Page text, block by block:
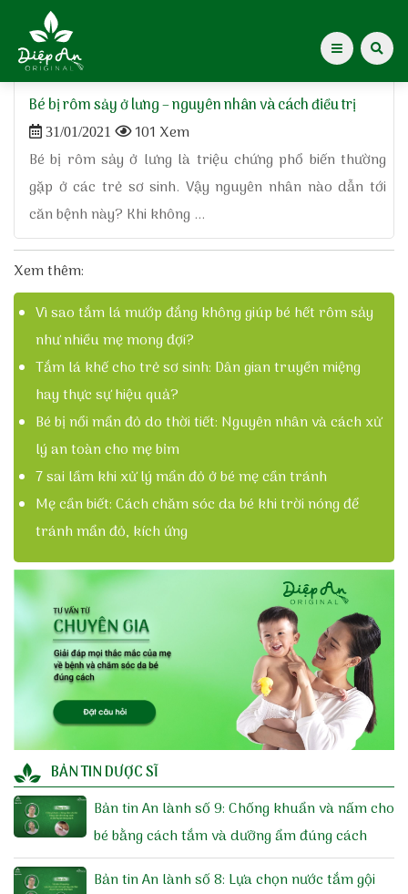
Giới thiệu Dược Khoa
Giới thiệu
Kiến thức cho mẹ
Tạp chí Diệp An Nhi
Tin tức
Điểm mua hàng
Home»
Bé bị rôm sảy ở lưng – nguyên nhân và cách điều trị
31/01/2021
101 Xem
Bé bị rôm sảy ở lưng là triệu chứng phổ biến thường
gặp ở các trẻ sơ sinh. Vậy nguyên nhân nào dẫn tới
căn bệnh này? Khi không ...
Xem thêm:
Vì sao tắm lá mướp đắng không giúp bé hết rôm sảy
như nhiều mẹ mong đợi?
Tắm lá khế cho trẻ sơ sinh: Dân gian truyền miệng
hay thực sự hiệu quả?
Bé bị nổi mẩn đỏ do thời tiết: Nguyên nhân và cách xử
lý an toàn cho mẹ bỉm
7 sai lầm khi xử lý mẩn đỏ ở bé mẹ cần tránh
Mẹ cần biết: Cách chăm sóc da bé khi trời nóng để
tránh mẩn đỏ, kích ứng
BẢN TIN DƯỢC SĨ
Bản tin An lành số 9: Chống khuẩn và nấm cho
bé bằng cách tắm và dưỡng ẩm đúng cách
Bản tin An lành số 8: Lựa chọn nước tắm gội